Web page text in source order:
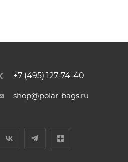
+7 (495) 127-74-40
shop@polar-bags.ru